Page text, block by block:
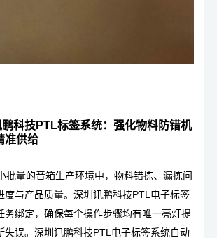
科技PTL标签系统：强化物料防错机
准供给
批量的音箱生产环境中，物料错拣、漏拣问
与产品质量。 深圳讯鹏科技PTL电子标签
务绑定，确保每个操作步骤均有唯一亮灯提
误。 深圳讯鹏科技PTL电子标签系统自动